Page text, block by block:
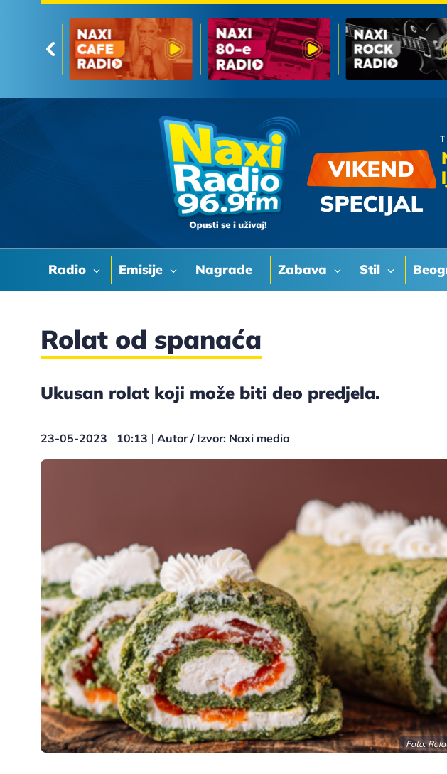
Radio Emisije Nagrade Zabava Stil
Rolat od spanaća
Ukusan rolat koji može biti deo predjela.
23-05-2023 10:13 Autor / Izvor: Naxi media
Foto: